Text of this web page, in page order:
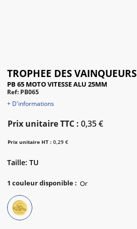
TROPHEE DES VAINQUEURS
PB 65 MOTO VITESSE ALU 25MM
Ref: PB065
+ D'informations
Prix unitaire TTC : 0,35 €
Prix unitaire HT : 0,29 €
Taille: TU
1 couleur disponible: